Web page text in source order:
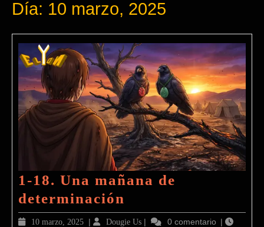
Día: 10 marzo, 2025
1-18. Una mañana de
determinación
18.
10 marzo, 202510| Dougie UsDougie
| 0 comentario |